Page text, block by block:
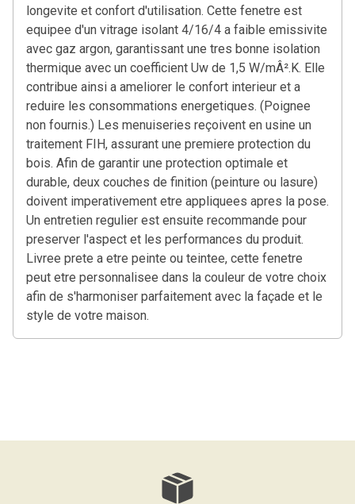
longevite et confort d'utilisation. Cette fenetre est
equipee d'un vitrage isolant 4/16/4 a faible emissivite
avec gaz argon, garantissant une tres bonne isolation
thermique avec un coefficient Uw de 1,5 W/mÂ².K. Elle
contribue ainsi a ameliorer le confort interieur et a
reduire les consommations energetiques. (Poignee
non fournis.) Les menuiseries reçoivent en usine un
traitement FIH, assurant une premiere protection du
bois. Afin de garantir une protection optimale et
durable, deux couches de finition (peinture ou lasure)
doivent imperativement etre appliquees apres la pose.
Un entretien regulier est ensuite recommande pour
preserver l'aspect et les performances du produit.
Livree prete a etre peinte ou teintee, cette fenetre
peut etre personnalisee dans la couleur de votre choix
afin de s'harmoniser parfaitement avec la façade et le
style de votre maison.